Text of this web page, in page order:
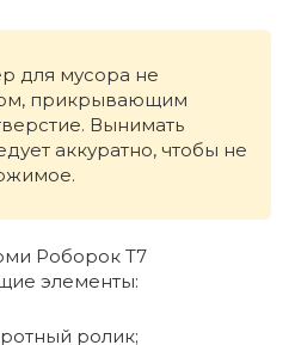
для мусора не
прикрывающим
Вынимать
аккуратно, чтобы не
Роборок T7
элементы:
ролик;